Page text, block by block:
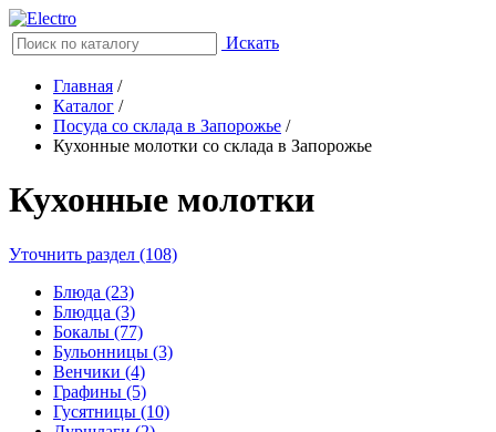
Искать
Главная /
Каталог /
Посуда со склада в Запорожье /
Кухонные молотки со склада в Запорожье
Кухонные молотки
Уточнить раздел (108)
Блюда (23)
Блюдца (3)
Бокалы (77)
Бульонницы (3)
Венчики (4)
Графины (5)
Гусятницы (10)